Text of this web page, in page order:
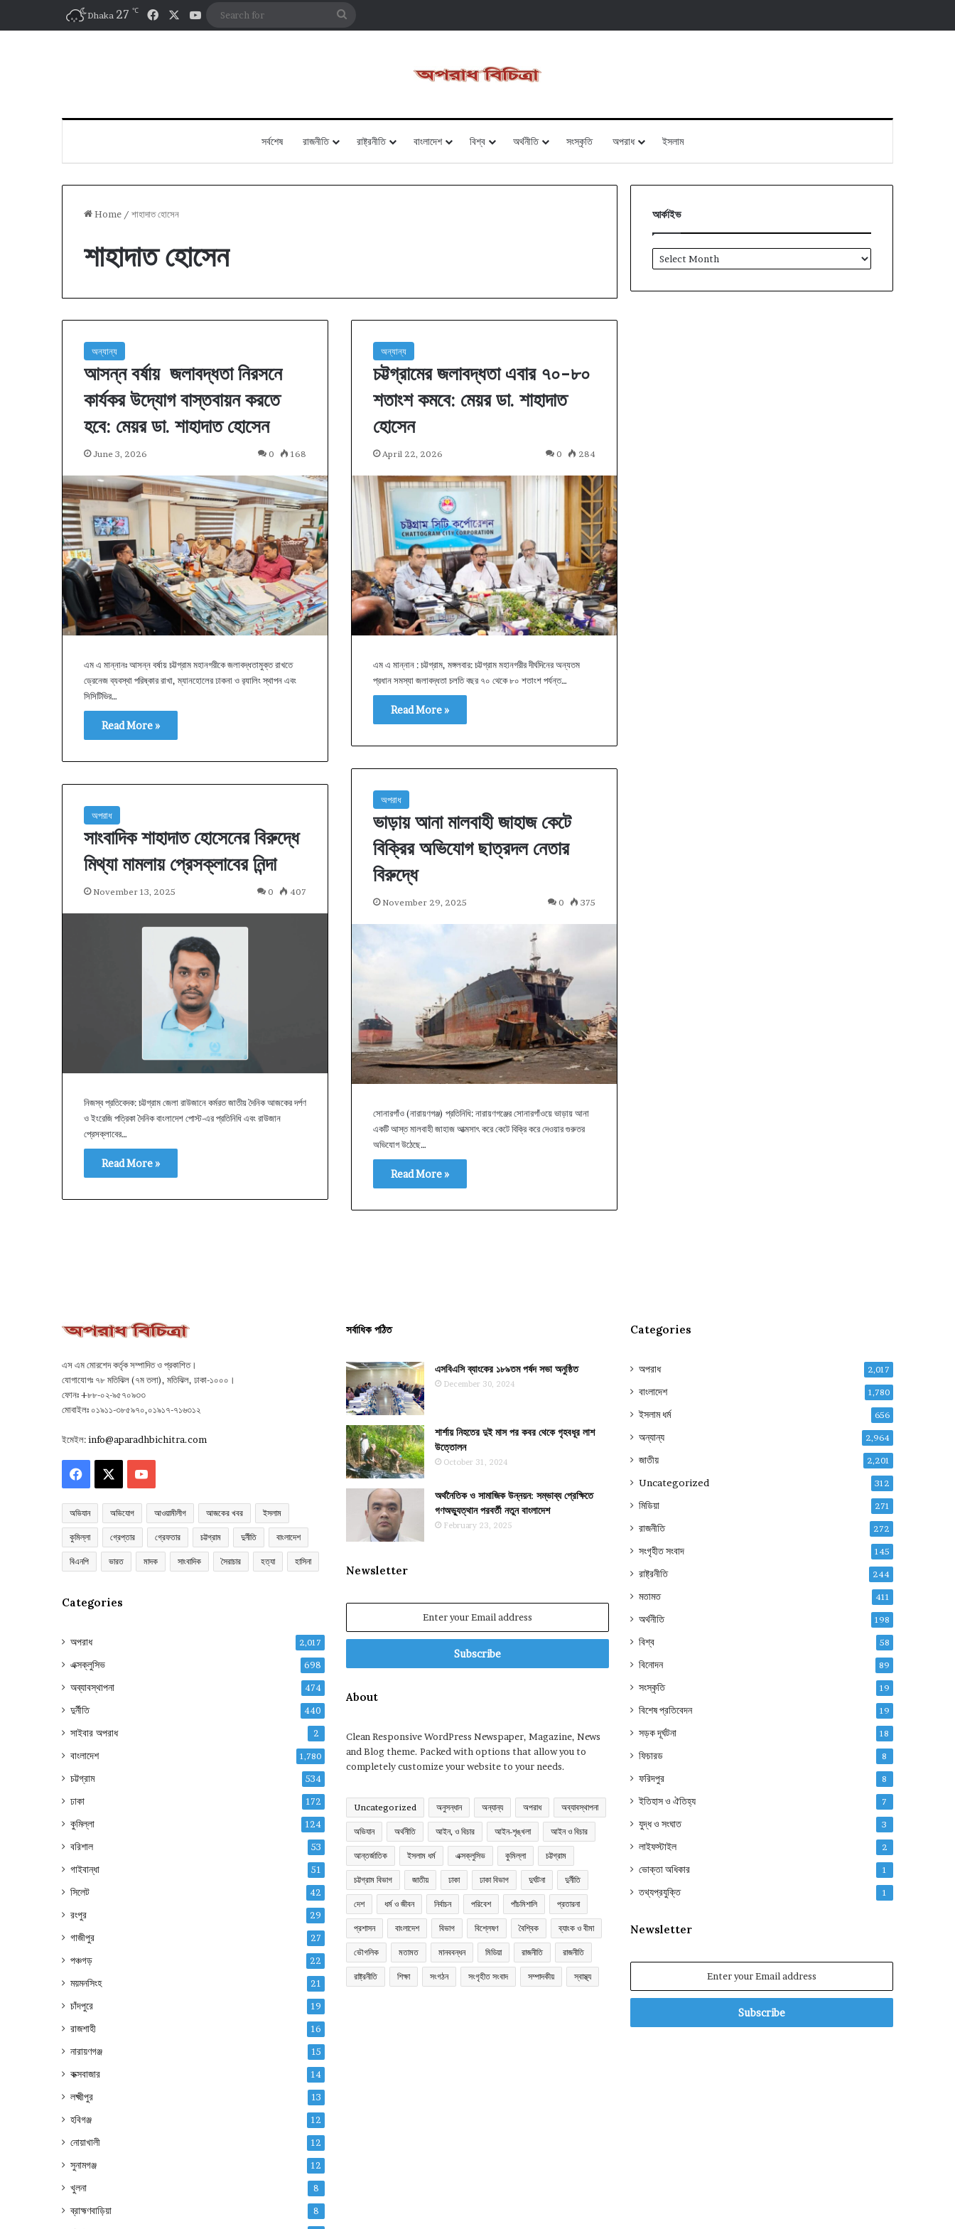
Dhaka 27 ℃ FacebookYouTube
সর্বশেষ রাজনীতি রাষ্ট্রনীতি বাংলাদেশ বিশ্ব অর্থনীতি সংস্কৃতি অপরাধ ইসলাম
Home / শাহাদাত হোসেন
শাহাদাত হোসেন
অন্যান্য
আসন্ন বর্ষায় জলাবদ্ধতা নিরসনে
কার্যকর উদ্যোগ বাস্তবায়ন করতে
হবে: মেয়র ডা. শাহাদাত হোসেন
June 3, 2026 0 168
এম এ মান্নানঃ আসন্ন বর্ষায় চট্টগ্রাম মহানগরীকে জলাবদ্ধতামুক্ত রাখতে
ড্রেনেজ ব্যবস্থা পরিষ্কার রাখা, ম্যানহোলের ঢাকনা ও র‌্যালিং স্থাপন এবং
সিসিটিভির…
Read More »
অন্যান্য
চট্টগ্রামের জলাবদ্ধতা এবার ৭০-৮০
শতাংশ কমবে: মেয়র ডা. শাহাদাত
হোসেন
April 22, 2026 0 284
এম এ মান্নান : চট্টগ্রাম, মঙ্গলবার: চট্টগ্রাম মহানগরীর দীর্ঘদিনের অন্যতম
প্রধান সমস্যা জলাবদ্ধতা চলতি বছর ৭০ থেকে ৮০ শতাংশ পর্যন্ত…
Read More »
অপরাধ
ভাড়ায় আনা মালবাহী জাহাজ কেটে
বিক্রির অভিযোগ ছাত্রদল নেতার
বিরুদ্ধে
November 29, 2025 0 375
সোনারগাঁও (নারায়ণগঞ্জ) প্রতিনিধি: নারায়ণগঞ্জের সোনারগাঁওয়ে ভাড়ায় আনা
একটি আস্ত মালবাহী জাহাজ আত্মসাৎ করে কেটে বিক্রি করে দেওয়ার গুরুতর
অভিযোগ উঠেছে…
Read More »
অপরাধ
সাংবাদিক শাহাদাত হোসেনের বিরুদ্ধে
মিথ্যা মামলায় প্রেসক্লাবের নিন্দা
November 13, 2025 0 407
নিজস্ব প্রতিবেদক: চট্টগ্রাম জেলা রাউজানে কর্মরত জাতীয় দৈনিক আজকের দর্পণ
ও ইংরেজি পত্রিকা দৈনিক বাংলাদেশ পোস্ট-এর প্রতিনিধি এবং রাউজান
প্রেসক্লাবের…
Read More »
আর্কাইভ
আর্কাইভ
এস এম মোরশেদ কর্তৃক সম্পাদিত ও প্রকাশিত।
যোগাযোগঃ ৭৮ মতিঝিল (৭ম তলা), মতিঝিল, ঢাকা-১০০০।
ফোনঃ +৮৮-০২-৯৫৭০৯৩৩
মোবাইলঃ ০১৯১১-৩৮৫৯৭০,০১৯১৭-৭১৬৩১২
ইমেইল:info@aparadhbichitra.com
Facebook YouTube
অভিযান অভিযোগ আওয়ামীলীগ আজকের খবর ইসলাম
কুমিল্লা গ্রেপ্তার গ্রেফতার চট্টগ্রাম দুর্নীতি বাংলাদেশ
বিএনপি ভারত মাদক সাংবাদিক সৈরাচার হত্যা হাসিনা
Categories
অপরাধ 2,017
এক্সক্লুসিভ 698
অব্যাবস্থাপনা 474
দুর্নীতি 440
সাইবার অপরাধ 2
বাংলাদেশ 1,780
চট্টগ্রাম 534
ঢাকা 172
কুমিল্লা 124
বরিশাল 53
গাইবান্ধা 51
সিলেট 42
রংপুর 29
গাজীপুর 27
পঞ্চগড় 22
ময়মনসিংহ 21
চাঁদপুরে 19
রাজশাহী 16
নারায়ণগঞ্জ 15
কক্সবাজার 14
লক্ষ্মীপুর 13
হবিগঞ্জ 12
নোয়াখালী 12
সুনামগঞ্জ 12
খুলনা 8
ব্রাহ্মণবাড়িয়া 8
সর্বাধিক পঠিত
এসবিএসি ব্যাংকের ১৮৯তম পর্ষদ সভা অনুষ্ঠিত
December 30, 2024
শার্শায় নিহতের দুই মাস পর কবর থেকে গৃহবধূর লাশ
উত্তোলন
October 31, 2024
অর্থনৈতিক ও সামাজিক উন্নয়ন: সম্ভাব্য প্রেক্ষিতে
গণঅভ্যুত্থান পরবর্তী নতুন বাংলাদেশ
February 23, 2025
Newsletter
Email
About
Clean Responsive WordPress Newspaper, Magazine, News
and Blog theme. Packed with options that allow you to
completely customize your website to your needs.
Uncategorized অনুসন্ধান অন্যান্য অপরাধ অব্যাবস্থাপনা
অভিযান অর্থনীতি আইন, ও বিচার আইন-শৃঙ্খলা আইন ও বিচার
আন্তর্জাতিক ইসলাম ধর্ম এক্সক্লুসিভ কুমিল্লা চট্টগ্রাম
চট্টগ্রাম বিভাগ জাতীয় ঢাকা ঢাকা বিভাগ দুর্ঘটনা দুর্নীতি
দেশ ধর্ম ও জীবন নির্বাচন পরিবেশ পাঁচমিশালি প্রতারনা
প্রশাসন বাংলাদেশ বিভাগ বিশ্লেষণ বৈশ্বিক ব্যাংক ও বীমা
ভৌগলিক মতামত মানববন্ধন মিডিয়া রাজনীতি রাজনীতি
রাষ্ট্রনীতি শিক্ষা সংগঠন সংগৃহীত সংবাদ সম্পাদকীয় স্বাস্থ্য
Categories
অপরাধ 2,017
বাংলাদেশ 1,780
ইসলাম ধর্ম 656
অন্যান্য 2,964
জাতীয় 2,201
Uncategorized 312
মিডিয়া 271
রাজনীতি 272
সংগৃহীত সংবাদ 145
রাষ্ট্রনীতি 244
মতামত 411
অর্থনীতি 198
বিশ্ব 58
বিনোদন 89
সংস্কৃতি 19
বিশেষ প্রতিবেদন 19
সড়ক দূর্ঘটনা 18
ফিচারড 8
ফরিদপুর 8
ইতিহাস ও ঐতিহ্য 7
যুদ্ধ ও সংঘাত 3
লাইফস্টাইল 2
ভোক্তা অধিকার 1
তথ্যপ্রযুক্তি 1
Newsletter
Email